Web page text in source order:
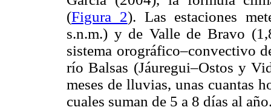
(Figura 2). Las estaciones
s.n.m.) y de Valle de Bravo
sistema orográfico–convectivo
río Balsas (Jáuregui–Ostos y
meses de lluvias, unas cuantas
cuales suman de 5 a 8 días al